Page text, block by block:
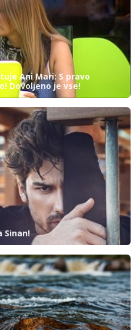
Ani Mari: S pravo
Dovoljeno je vse!
Sinan!